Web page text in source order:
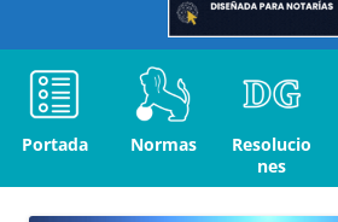
Portada Normas
Resolucio
nes